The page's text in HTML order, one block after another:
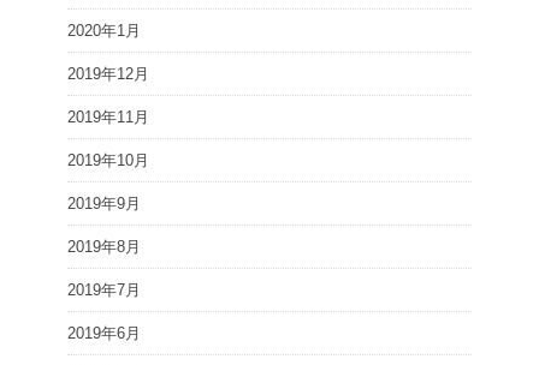
2020年1月
2019年12月
2019年11月
2019年10月
2019年9月
2019年8月
2019年7月
2019年6月